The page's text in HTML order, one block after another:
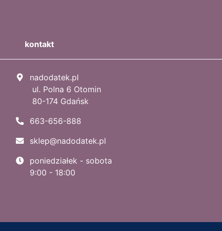
kontakt
nadodatek.pl
ul. Polna 6 Otomin
80-174 Gdańsk
663-656-888
sklep@nadodatek.pl
poniedziałek - sobota
9:00 - 18:00